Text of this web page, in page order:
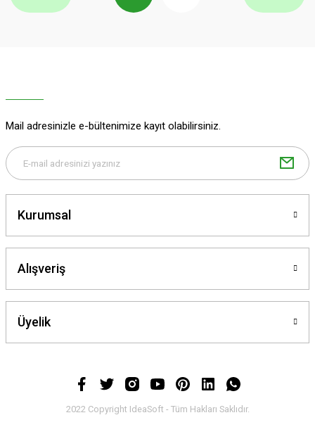
Mail adresinizle e-bültenimize kayıt olabilirsiniz.
Kurumsal
Alışveriş
Üyelik
2022 Copyright IdeaSoft - Tüm Hakları Saklıdır.